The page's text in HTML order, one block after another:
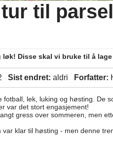
til
Disse skal vi bruke til å
Sist endret: aldri Forfatter:
fotball, lek, luking og høsting. De
var det stort engasjement!
gress over sommeren, men
klar til høsting - men denne